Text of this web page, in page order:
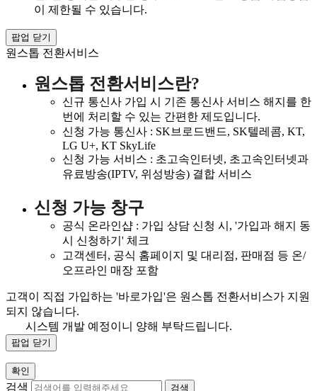
이 제한될 수 있습니다.
팝업 닫기
원스톱 전환서비스
원스톱 전환서비스란?
신규 통신사 가입 시 기존 통신사 서비스 해지를 한
번에 처리할 수 있는 간편한 제도입니다.
신청 가능 통신사 : SK브로드밴드, SK텔레콤, KT,
LG U+, KT SkyLife
신청 가능 서비스 : 초고속인터넷, 초고속인터넷과
유료방송(IPTV, 위성방송) 결합 서비스
신청 가능 창구
공식 온라인샵 : 가입 상담 신청 시, '가입과 해지 동
시 신청하기' 체크
고객센터, 공식 홈페이지 및 대리점, 판매점 등 온/
오프라인 매장 포함
고객이 직접 가입하는 '바로가입'은 원스톱 전환서비스가 지원
되지 않습니다.
시스템 개발 예정이니 양해 부탁드립니다.
팝업 닫기
확인
검색 검색